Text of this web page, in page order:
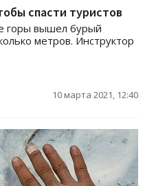
спасти туристов
горы вышел бурый
метров. Инструктор
10 марта 2021, 12:40